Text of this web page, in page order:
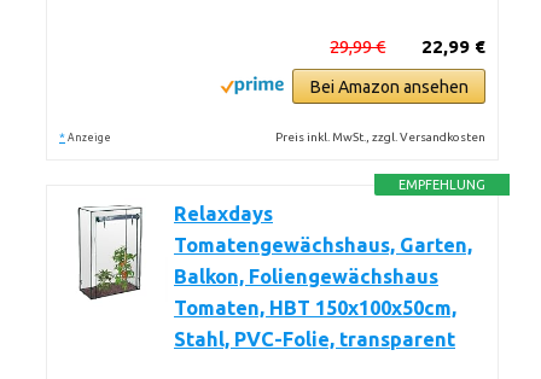
22,99 €
29,99 €
Bei Amazon ansehen
* Anzeige Preis inkl. MwSt., zzgl. Versandkosten
EMPFEHLUNG
Relaxdays
Tomatengewächshaus, Garten,
Balkon, Foliengewächshaus
Tomaten, HBT 150x100x50cm,
Stahl, PVC-Folie, transparent